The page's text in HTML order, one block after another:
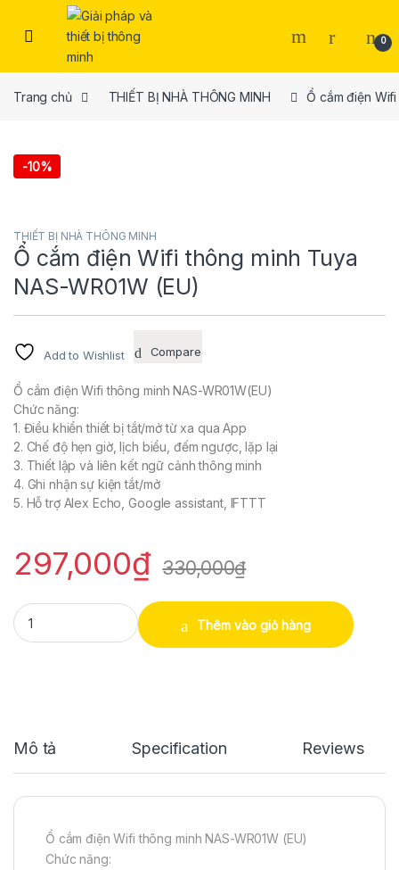
Skip to navigation
Skip to content
Open 0
Trang chủ THIẾT BỊ NHÀ THÔNG MINH Ổ cắm điện
-10%
THIẾT BỊ NHÀ THÔNG MINH
Ổ cắm điện Wifi thông minh Tuya
NAS-WR01W (EU)
Add to Wishlist Compare
Ổ cắm điện Wifi thông minh NAS-WR01W(EU)
Chức năng:
1. Điều khiển thiết bị tắt/mở từ xa qua App
2. Chế độ hẹn giờ, lịch biểu, đếm ngược, lặp lại
3. Thiết lập và liên kết ngữ cảnh thông minh
4. Ghi nhận sự kiện tắt/mở
5. Hỗ trợ Alex Echo, Google assistant, IFTTT
297,000₫ 330,000₫
Ổ cắm điện Wifi thông minh Tuya NAS-WR01W (EU) quantity
Thêm vào giỏ hàng
Mô tả Specification Reviews
Ổ cắm điện Wifi thông minh NAS-WR01W (EU)
Chức năng: